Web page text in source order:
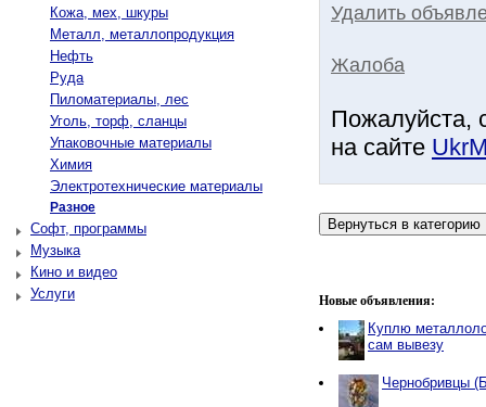
Кожа, мех, шкуры
Металл, металлопродукция
Нефть
Руда
Пиломатериалы, лес
Уголь, торф, сланцы
Упаковочные материалы
Химия
Электротехнические материалы
Разное
Софт, программы
Музыка
Кино и видео
Услуги
Удалить
Жалоба
Пожалуйста,
на сайте
Новые объявления:
Куплю
сам вывезу
Чернобривцы